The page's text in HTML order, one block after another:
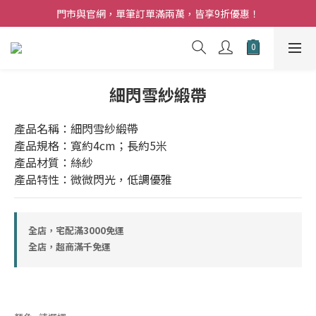
夏日購花福利．消費不限金額【贈】乾燥玫瑰乙束
門市與官網，單筆訂單滿兩萬，皆享9折優惠！
夏日購花福利．消費不限金額【贈】乾燥玫瑰乙束
細閃雪紗緞帶
產品名稱：細閃雪紗緞帶
產品規格：寬約4cm；長約5米
產品材質：絲紗
產品特性：微微閃光，低調優雅
全店，宅配滿3000免運
全店，超商滿千免運